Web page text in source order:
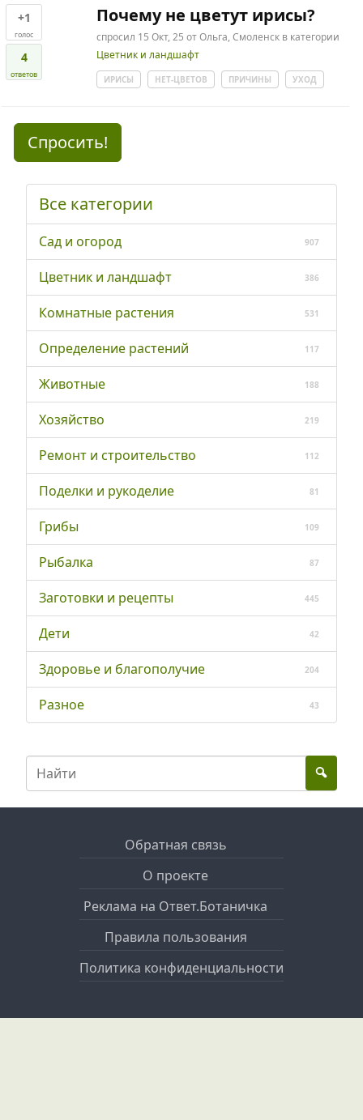
+1
голос
4
ответов
Почему не цветут ирисы?
спросил 15 Окт, 25 отОльга, Смоленск в категории
Цветник и ландшафт
ИРИСЫ НЕТ-ЦВЕТОВ ПРИЧИНЫ УХОД
Спросить!
Все категории
Сад и огород 907
Цветник и ландшафт 386
Комнатные растения 531
Определение растений 117
Животные 188
Хозяйство 219
Ремонт и строительство 112
Поделки и рукоделие 81
Грибы 109
Рыбалка 87
Заготовки и рецепты 445
Дети 42
Здоровье и благополучие 204
Разное 43
Обратная связь
О проекте
Реклама на Ответ.Ботаничка
Правила пользования
Политика конфиденциальности